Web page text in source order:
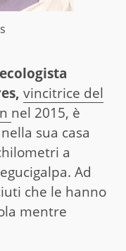
vincitrice del
nel 2015, è
sua casa
a
Ad
che le hanno
mentre